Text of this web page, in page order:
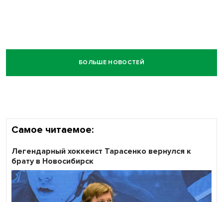
БОЛЬШЕ НОВОСТЕЙ
Самое читаемое:
Легендарный хоккеист Тарасенко вернулся к
брату в Новосибирск